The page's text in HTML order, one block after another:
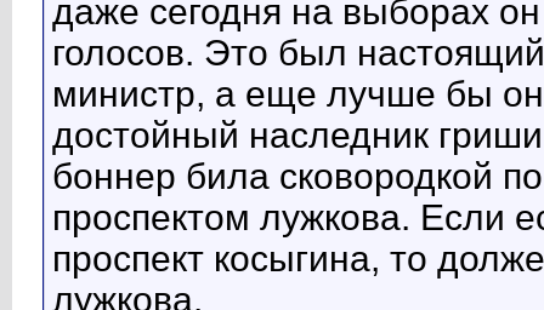
даже сегодня на выборах
голосов. Это был
министр, а еще лучше бы
достойный наследник
боннер била сковородкой
проспектом лужкова. Если
проспект косыгина, то
лужкова.